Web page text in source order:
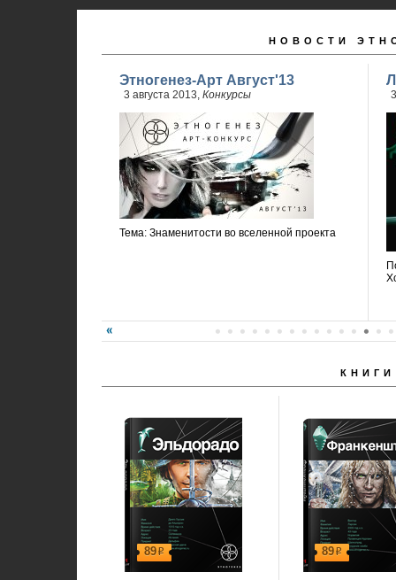
НОВОСТИ
Этногенез-Арт Август'13
3 августа 2013, Конкурсы
Тема: Знаменитости во вселенной проекта
КНИГИ
89р 89р